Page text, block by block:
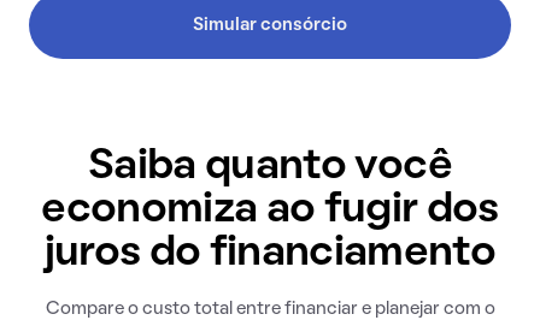
Simular consórcio
Saiba quanto você
economiza ao fugir dos
juros do financiamento
Compare o custo total entre financiar e planejar com o